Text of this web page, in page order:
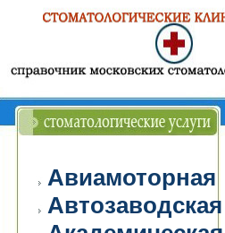
Авиамоторная
Автозаводская